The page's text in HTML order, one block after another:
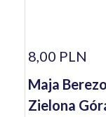
8,00 PLN
Maja
Zielona